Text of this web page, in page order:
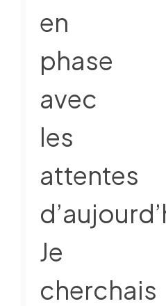
en
phase
avec
les
attentes
Je
cherchais